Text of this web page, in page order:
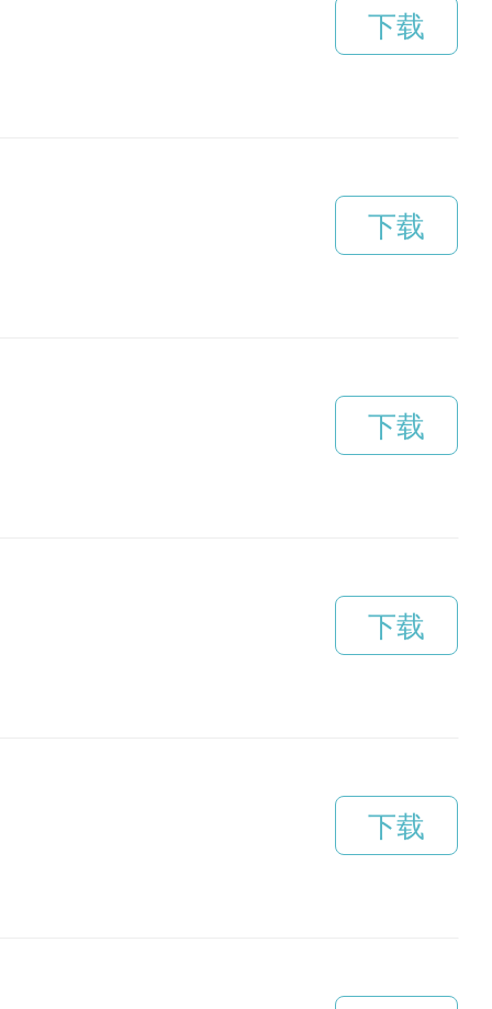
下载
下载
下载
下载
下载